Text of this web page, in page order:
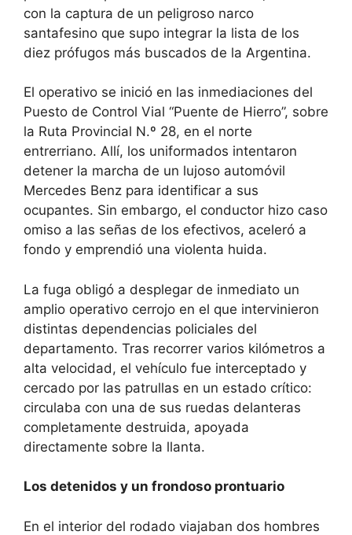
con la captura de un peligroso narco
santafesino que supo integrar la lista de los
diez prófugos más buscados de la Argentina.
​El operativo se inició en las inmediaciones del
Puesto de Control Vial “Puente de Hierro”, sobre
la Ruta Provincial N.º 28, en el norte
entrerriano. Allí, los uniformados intentaron
detener la marcha de un lujoso automóvil
Mercedes Benz para identificar a sus
ocupantes. Sin embargo, el conductor hizo caso
omiso a las señas de los efectivos, aceleró a
fondo y emprendió una violenta huida.
​La fuga obligó a desplegar de inmediato un
amplio operativo cerrojo en el que intervinieron
distintas dependencias policiales del
departamento. Tras recorrer varios kilómetros a
alta velocidad, el vehículo fue interceptado y
cercado por las patrullas en un estado crítico:
circulaba con una de sus ruedas delanteras
completamente destruida, apoyada
directamente sobre la llanta.
Los detenidos y un frondoso prontuario
​En el interior del rodado viajaban dos hombres